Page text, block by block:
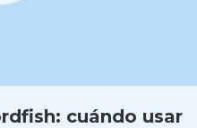
cuándo usar